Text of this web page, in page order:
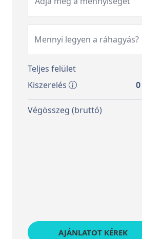
Teljes felület
Kiszerelés 0
Végösszeg (bruttó)
AJÁNLATOT KÉREK